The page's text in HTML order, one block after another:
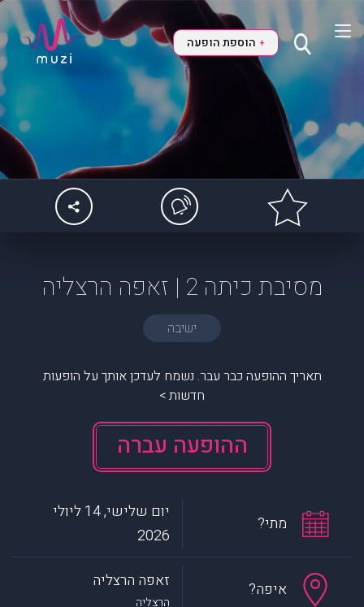
+ הוספת הופעה
מסיבת כיתה 2 | זאפה הרצליה
ישיבה
תאריך ההופעה כבר עבר. נשמח לעדכן אותך על הופעות
חדשות >
ההופעה עברה
מתי?
יום שלישי, 14 ליולי
2026
איפה? זאפה הרצליה
הרצליה